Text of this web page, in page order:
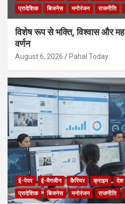
प्रादेशिक
बिजनेस मनोरंजन राजनीति
विशेष रूप से भक्ति, विश्वास और
वर्णन
August 6, 2026 Pahal Today
ई-पेपर ई-मैगजीन कैरियर क्राइम देश
प्रादेशिक
बिजनेस मनोरंजन राजनीति